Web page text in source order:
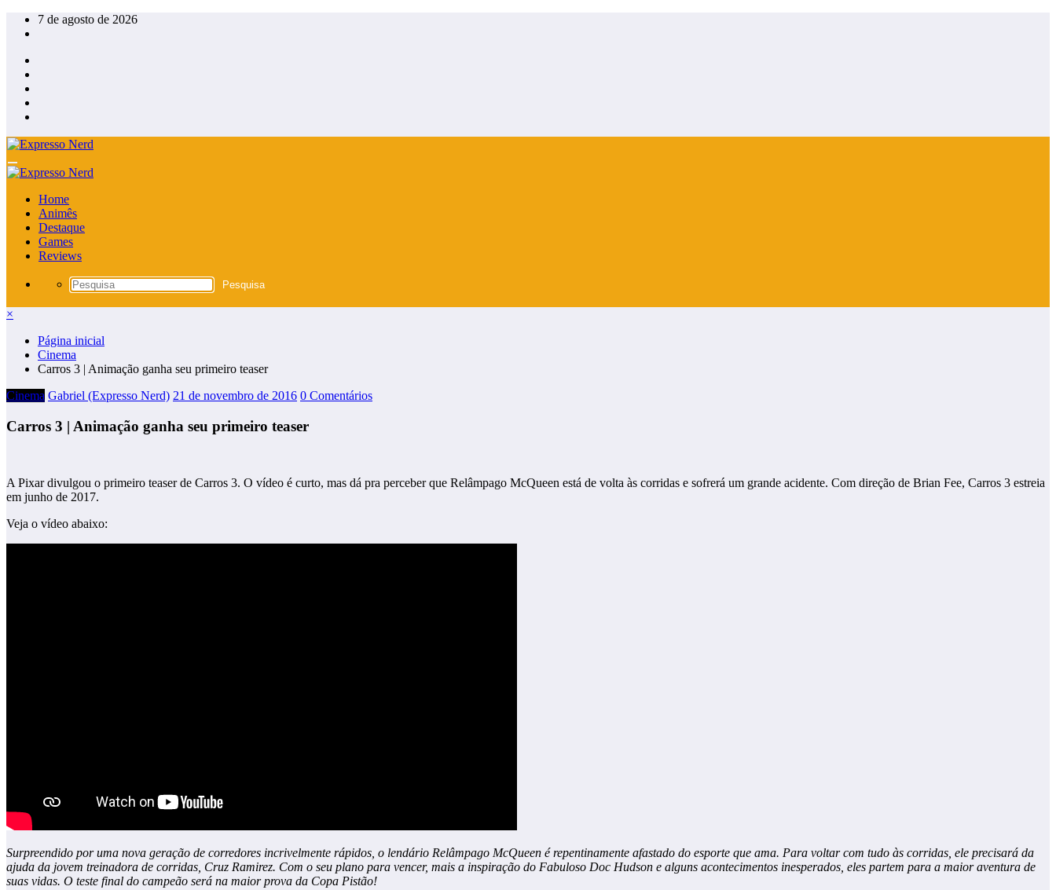
Pular
para
conteúdo
7 de agosto de 2026
Home
Animês
Destaque
Games
Reviews
×
Página inicial
Cinema
Carros 3 | Animação ganha seu primeiro teaser
Cinema Gabriel (Expresso Nerd) 21 de novembro de 2016 0 Comentários
Carros 3 | Animação ganha seu primeiro teaser
A Pixar divulgou o primeiro teaser de Carros 3. O vídeo é curto, mas dá pra perceber que Relâmpago McQueen está de volta às corridas e sofrerá um grande acidente. Com direção de Brian Fee, Carros 3 estreia
em junho de 2017.
Veja o vídeo abaixo:
Surpreendido por uma nova geração de corredores incrivelmente rápidos, o lendário Relâmpago McQueen é repentinamente afastado do esporte que ama. Para voltar com tudo às corridas, ele precisará da
ajuda da jovem treinadora de corridas, Cruz Ramirez. Com o seu plano para vencer, mais a inspiração do Fabuloso Doc Hudson e alguns acontecimentos inesperados, eles partem para a maior aventura de
suas vidas. O teste final do campeão será na maior prova da Copa Pistão!